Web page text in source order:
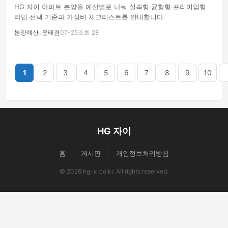
HG 자이 아파트 분양을 예산별로 나눠 실속형·균형형·프리미엄형
타입 선택 기준과 가성비 체크리스트를 안내합니다.
분양예산_윤태겸07-25조회 28
1 2 3 4 5 6 7 8 9 10
HG 자이
홈 게시판 개인정보처리방침
© 2026 hg-xi.co.kr. All rights reserved.